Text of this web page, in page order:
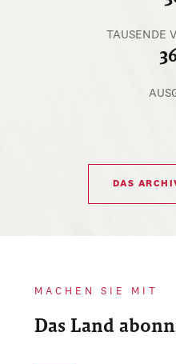
TAUSENDE
DAS
MACHEN SIE MIT
Das Land